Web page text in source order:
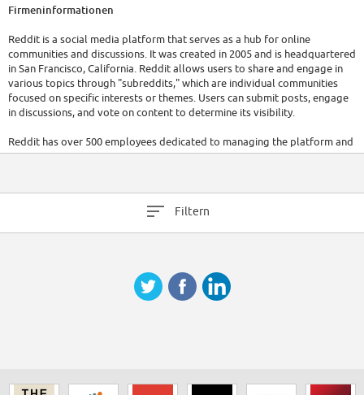
Firmeninformationen
Reddit is a social media platform that serves as a hub for online
communities and discussions. It was created in 2005 and is headquartered
in San Francisco, California. Reddit allows users to share and engage in
various topics through "subreddits," which are individual communities
focused on specific interests or themes. Users can submit posts, engage
in discussions, and vote on content to determine its visibility.
Reddit has over 500 employees dedicated to managing the platform and
supporting its user base. The company has has raised a total of $1.3B in
Filtern